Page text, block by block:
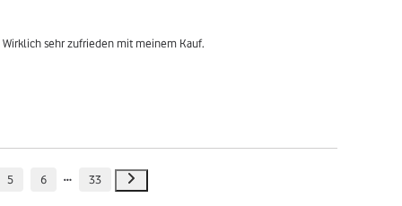
sehr zufrieden mit meinem Kauf.
5 6 33